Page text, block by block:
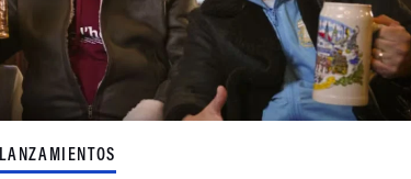
LANZAMIENTOS